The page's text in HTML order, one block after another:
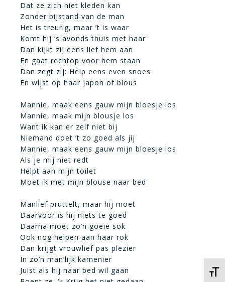
Dat ze zich niet kleden kan
Zonder bijstand van de man
Het is treurig, maar ’t is waar
Komt hij ’s avonds thuis met haar
Dan kijkt zij eens lief hem aan
En gaat rechtop voor hem staan
Dan zegt zij: Help eens even snoes
En wijst op haar japon of blous
Mannie, maak eens gauw mijn bloesje los
Mannie, maak mijn blousje los
Want ik kan er zelf niet bij
Niemand doet ’t zo goed als jij
Mannie, maak eens gauw mijn bloesje los
Als je mij niet redt
Helpt aan mijn toilet
Moet ik met mijn blouse naar bed
Manlief pruttelt, maar hij moet
Daarvoor is hij niets te goed
Daarna moet zo’n goeie sok
Ook nog helpen aan haar rok
Dan krijgt vrouwlief pas plezier
In zo’n man’lijk kamenier
Juist als hij naar bed wil gaan